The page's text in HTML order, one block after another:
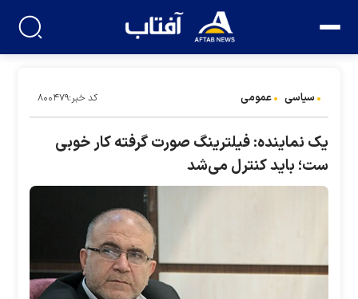
سیاسی عمومی کد خبر:۸۰۰۴۷۹
یک نماینده: فیلترینگ صورت گرفته کار خوبی
ست؛ باید کنترل می‌شد